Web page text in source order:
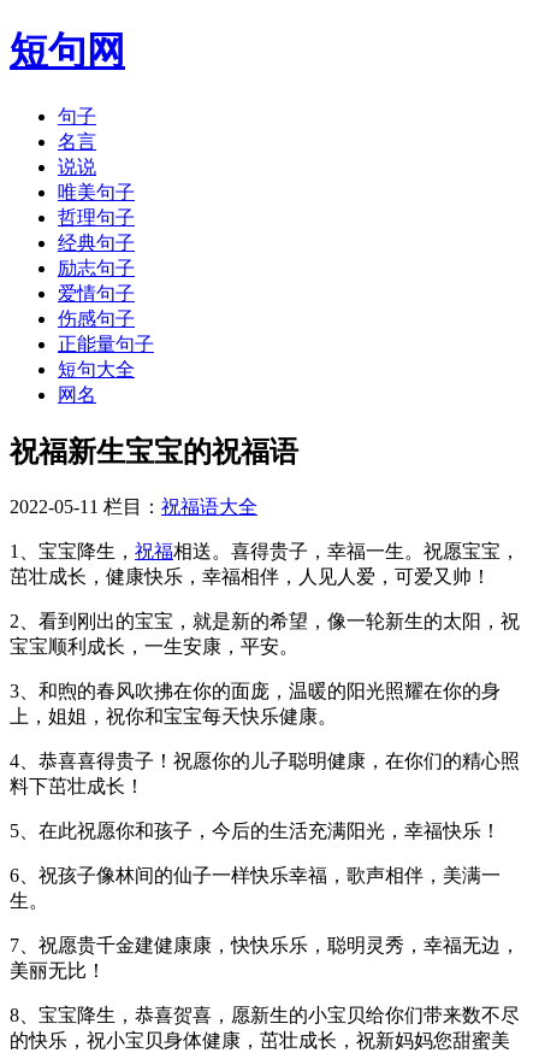
短句网
句子
名言
说说
唯美句子
哲理句子
经典句子
励志句子
爱情句子
伤感句子
正能量句子
短句大全
网名
祝福新生宝宝的祝福语
2022-05-11 栏目： 祝福语大全
1、宝宝降生， 祝福相送。喜得贵子，幸福一生。祝愿宝宝，
茁壮成长，健康快乐，幸福相伴，人见人爱，可爱又帅！
2、看到刚出的宝宝，就是新的希望，像一轮新生的太阳，祝
宝宝顺利成长，一生安康，平安。
3、和煦的春风吹拂在你的面庞，温暖的阳光照耀在你的身
上，姐姐，祝你和宝宝每天快乐健康。
4、恭喜喜得贵子！祝愿你的儿子聪明健康，在你们的精心照
料下茁壮成长！
5、在此祝愿你和孩子，今后的生活充满阳光，幸福快乐！
6、祝孩子像林间的仙子一样快乐幸福，歌声相伴，美满一
生。
7、祝愿贵千金建健康康，快快乐乐，聪明灵秀，幸福无边，
美丽无比！
8、宝宝降生，恭喜贺喜，愿新生的小宝贝给你们带来数不尽
的快乐，祝小宝贝身体健康，茁壮成长，祝新妈妈您甜蜜美